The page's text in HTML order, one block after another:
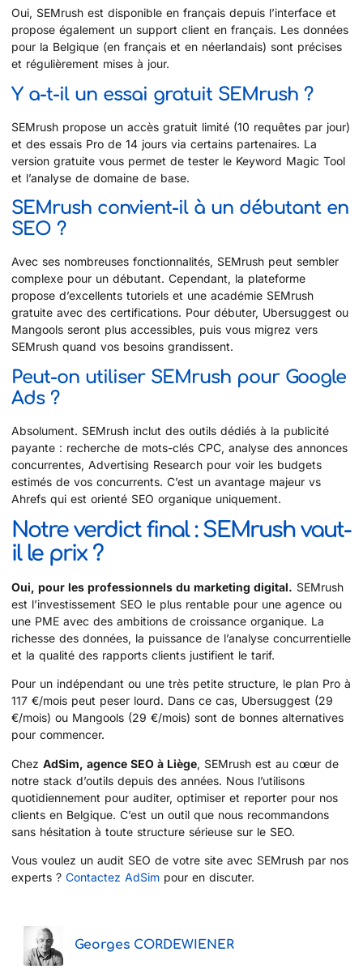
Oui, SEMrush est disponible en français depuis l’interface et
propose également un support client en français. Les données
pour la Belgique (en français et en néerlandais) sont précises
et régulièrement mises à jour.
Y a-t-il un essai gratuit SEMrush ?
SEMrush propose un accès gratuit limité (10 requêtes par jour)
et des essais Pro de 14 jours via certains partenaires. La
version gratuite vous permet de tester le Keyword Magic Tool
et l’analyse de domaine de base.
SEMrush convient-il à un débutant en
SEO ?
Avec ses nombreuses fonctionnalités, SEMrush peut sembler
complexe pour un débutant. Cependant, la plateforme
propose d’excellents tutoriels et une académie SEMrush
gratuite avec des certifications. Pour débuter, Ubersuggest ou
Mangools seront plus accessibles, puis vous migrez vers
SEMrush quand vos besoins grandissent.
Peut-on utiliser SEMrush pour Google
Ads ?
Absolument. SEMrush inclut des outils dédiés à la publicité
payante : recherche de mots-clés CPC, analyse des annonces
concurrentes, Advertising Research pour voir les budgets
estimés de vos concurrents. C’est un avantage majeur vs
Ahrefs qui est orienté SEO organique uniquement.
Notre verdict final : SEMrush vaut-
il le prix ?
Oui, pour les professionnels du marketing digital. SEMrush
est l’investissement SEO le plus rentable pour une agence ou
une PME avec des ambitions de croissance organique. La
richesse des données, la puissance de l’analyse concurrentielle
et la qualité des rapports clients justifient le tarif.
Pour un indépendant ou une très petite structure, le plan Pro à
117 €/mois peut peser lourd. Dans ce cas, Ubersuggest (29
€/mois) ou Mangools (29 €/mois) sont de bonnes alternatives
pour commencer.
Chez AdSim, agence SEO à Liège, SEMrush est au cœur de
notre stack d’outils depuis des années. Nous l’utilisons
quotidiennement pour auditer, optimiser et reporter pour nos
clients en Belgique. C’est un outil que nous recommandons
sans hésitation à toute structure sérieuse sur le SEO.
Vous voulez un audit SEO de votre site avec SEMrush par nos
experts ? Contactez AdSim pour en discuter.
Georges CORDEWIENER